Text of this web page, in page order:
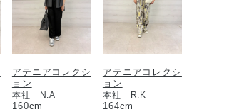
アテニアコレクシ
ョン
本社 N.A
160cm
アテニアコレクシ
ョン
本社 R.K
164cm